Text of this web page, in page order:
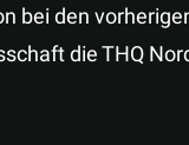
bei den
die THQ